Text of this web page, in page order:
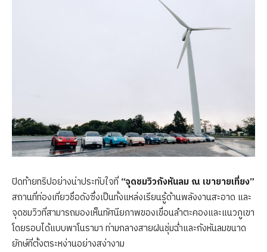
ปิดท้ายทริปอย่างน่าประทับใจที่ “จุดชมวิวกังหันลม ณ เขายายเที่ยง”
สถานที่ท่องเที่ยวชื่อดังซึ่งเป็นทั้งแหล่งเรียนรู้ด้านพลังงานสะอาด และ
จุดชมวิวที่สามารถมองเห็นทัศนียภาพของเขื่อนลำตะคองและแนวภูเขา
โดยรอบได้แบบพาโนรามา ท่ามกลางสายฝนชุ่มฉ่ำและกังหันลมขนาด
ยักษ์ที่ตั้งตระหง่านอย่างสง่างาม